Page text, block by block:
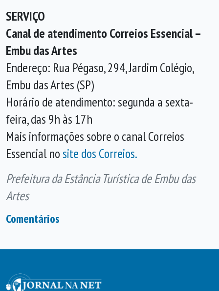
SERVIÇO
Canal de atendimento Correios Essencial –
Embu das Artes
Endereço: Rua Pégaso, 294, Jardim Colégio,
Embu das Artes (SP)
Horário de atendimento: segunda a sexta-
feira, das 9h às 17h
Mais informações sobre o canal Correios
Essencial nosite dos Correios.
Prefeitura da Estância Turística de Embu das
Artes
Comentários